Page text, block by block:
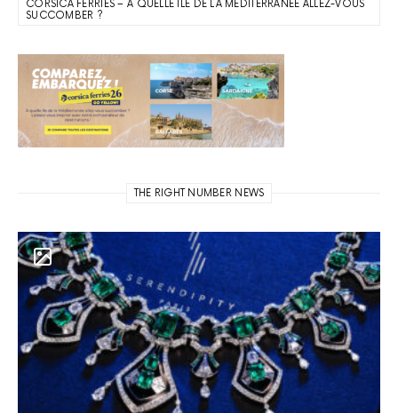
CORSICA FERRIES – À QUELLE ÎLE DE LA MÉDITERRANÉE ALLEZ-VOUS
SUCCOMBER ?
THE RIGHT NUMBER NEWS